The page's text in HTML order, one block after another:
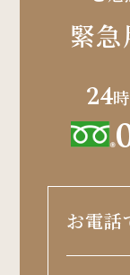
当社が個人
ため ・ユー
ため（本人
が利用中の
ンペーン等
・利用規約
緊
24
お電話